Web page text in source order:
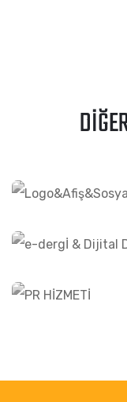
HIZMETLER